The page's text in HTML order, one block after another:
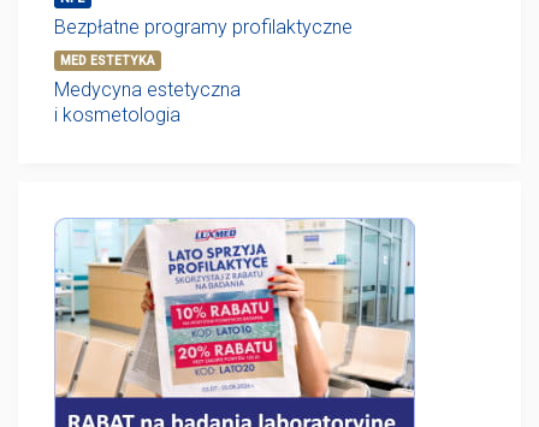
Bezpłatne programy profilaktyczne
MED ESTETYKA
Medycyna estetyczna
i kosmetologia